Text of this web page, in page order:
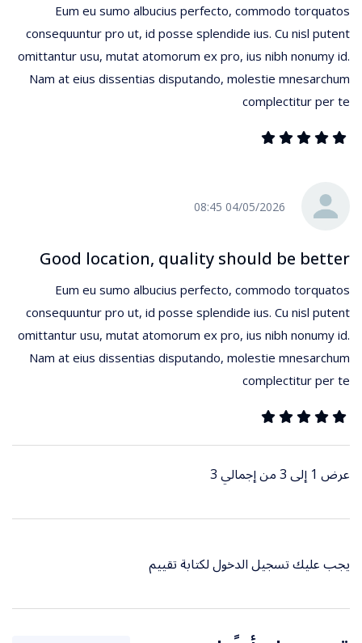
Eum eu sumo albucius perfecto, commodo torquatos
consequuntur pro ut, id posse splendide ius. Cu nisl putent
omittantur usu, mutat atomorum ex pro, ius nibh nonumy id.
Nam at eius dissentias disputando, molestie mnesarchum
complectitur per te
04/05/2026 08:45
Good location, quality should be better
Eum eu sumo albucius perfecto, commodo torquatos
consequuntur pro ut, id posse splendide ius. Cu nisl putent
omittantur usu, mutat atomorum ex pro, ius nibh nonumy id.
Nam at eius dissentias disputando, molestie mnesarchum
complectitur per te
عرض 1 إلى 3 من إجمالي 3
يجب عليك تسجيل الدخول لكتابة تقييم